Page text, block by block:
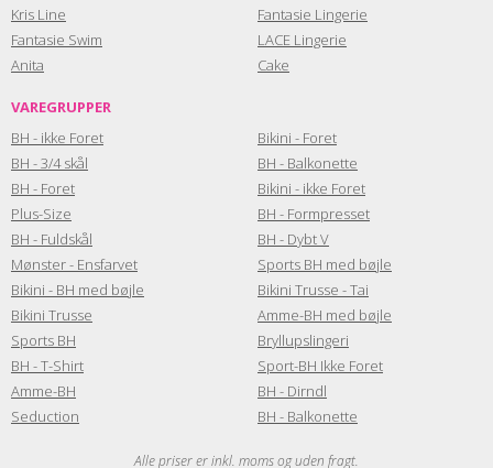
Kris Line
Fantasie Swim
Anita
Fantasie Lingerie
LACE Lingerie
Cake
VAREGRUPPER
BH - ikke Foret
BH - 3/4 skål
BH - Foret
Plus-Size
BH - Fuldskål
Mønster - Ensfarvet
Bikini - BH med bøjle
Bikini Trusse
Sports BH
BH - T-Shirt
Amme-BH
Seduction
Bikini - Foret
BH - Balkonette
Bikini - ikke Foret
BH - Formpresset
BH - Dybt V
Sports BH med bøjle
Bikini Trusse - Tai
Amme-BH med bøjle
Bryllupslingeri
Sport-BH Ikke Foret
BH - Dirndl
BH - Balkonette
Alle priser er inkl. moms og uden fragt.